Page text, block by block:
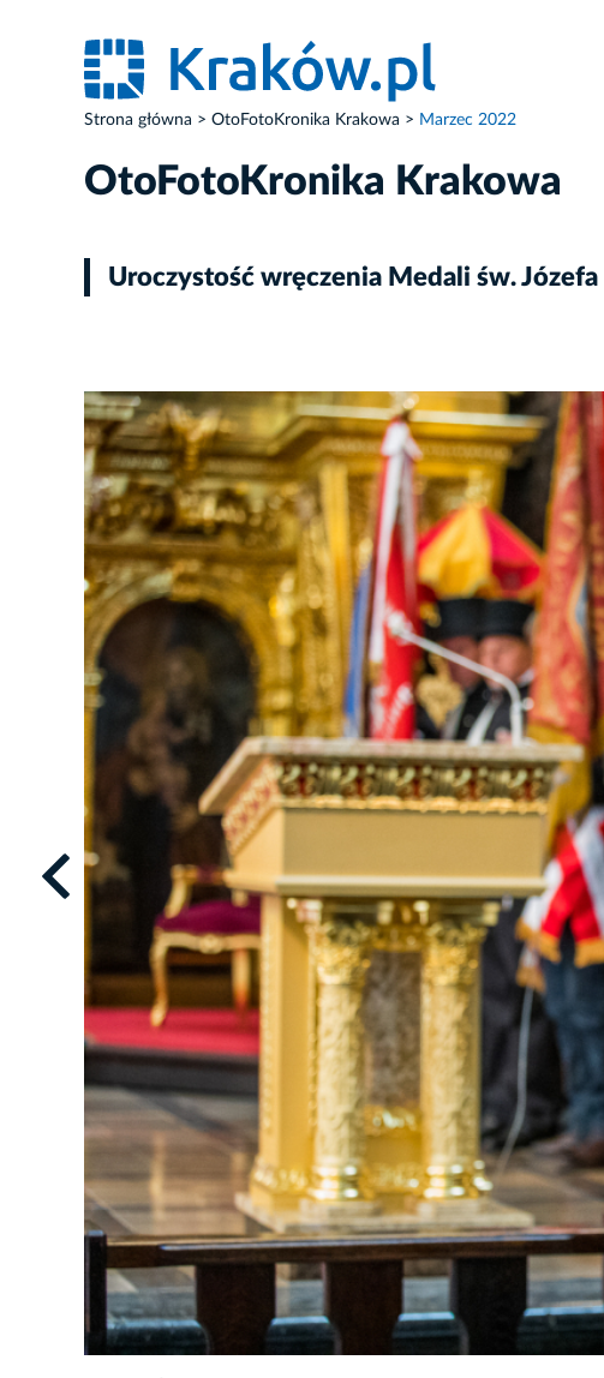
Strona główna OtoFotoKronika Krakowa Marzec 2022
OtoFotoKronika Krakowa
Uroczystość wręczenia Medali św. Józefa